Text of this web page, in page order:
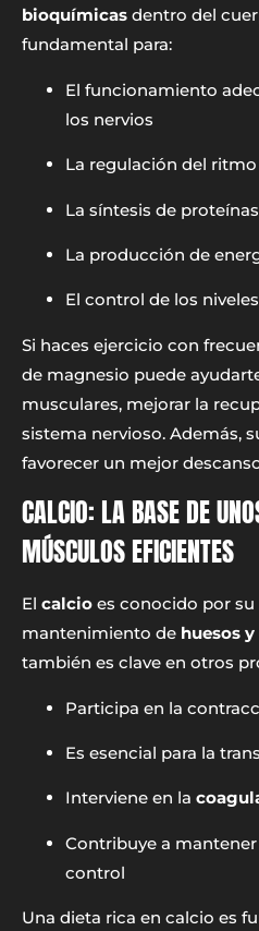
bioquímicas dentro del
fundamental para:
El funcionamiento
los nervios
La regulación del
La síntesis de proteínas
La producción de
El control de los
Si haces ejercicio con
de magnesio puede
musculares, mejorar la
sistema nervioso. Además,
favorecer un mejor
CALCIO: LA BASE DE
MÚSCULOS EFICIENTES
El calcio es conocido por
mantenimiento de huesos
también es clave en otros
Participa en la
Es esencial para la
Interviene en la
Contribuye a
control
Una dieta rica en calcio es